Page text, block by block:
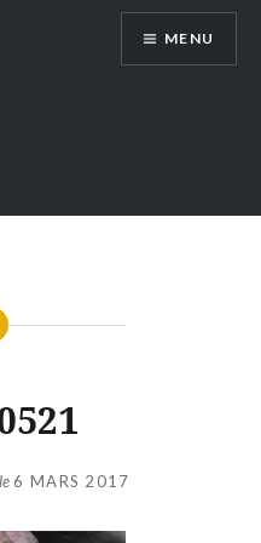
MENU
le6 MARS 2017